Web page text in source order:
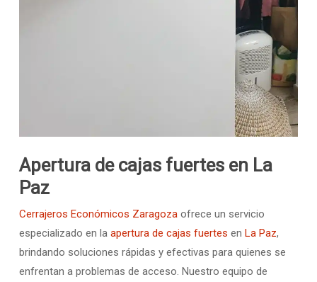
Apertura de cajas fuertes en La
Paz
Cerrajeros Económicos Zaragozaofrece un servicio
especializado en la apertura de cajas fuertes en La Paz,
brindando soluciones rápidas y efectivas para quienes se
enfrentan a problemas de acceso. Nuestro equipo de